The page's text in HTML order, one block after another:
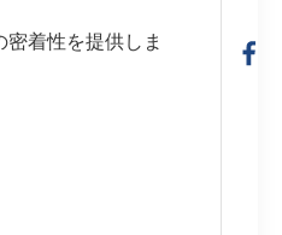
着性を提供しま